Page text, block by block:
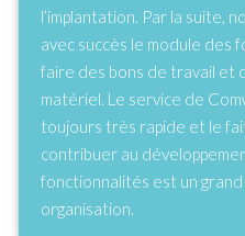
l’implantation. Par la suite,
avec succès le module des
faire des bons de travail et
matériel. Le service de
toujours très rapide et le
contribuer au
fonctionnalités est un
organisation.